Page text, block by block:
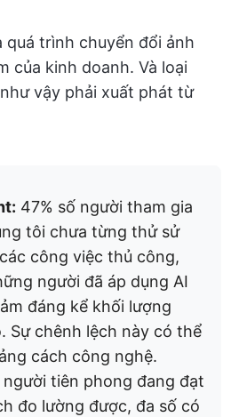
quá trình chuyển đổi ảnh
của kinh doanh. Và loại
vậy phải xuất phát từ
47% số người tham gia
tôi chưa từng thử sử
công việc thủ công,
người đã áp dụng AI
đáng kể khối lượng
Sự chênh lệch này có thể
cách công nghệ.
tiên phong đang đạt
đo lường được, đa số có